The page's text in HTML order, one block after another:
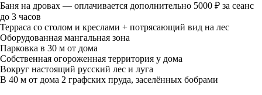
Баня на дровах — оплачивается дополнительно 5000 ₽ за сеанс
до 3 часов
Терраса со столом и креслами + потрясающий вид на лес
Оборудованная мангальная зона
Парковка в 30 м от дома
Собственная огороженная территория у дома
Вокруг настоящий русский лес и луга
В 40 м от дома 2 графских пруда, заселённых бобрами